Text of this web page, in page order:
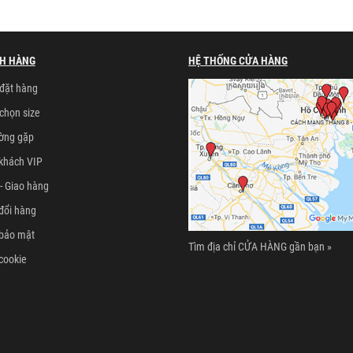
HÀNG
hàng
size
gặp
VIP
Giao hàng
hàng
mật
HỆ THỐNG CỬA HÀNG
Tìm địa chỉ CỬA HÀNG gần bạn »